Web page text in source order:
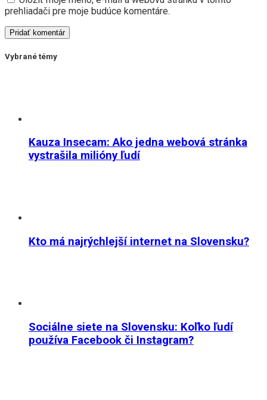
prehliadači pre moje budúce komentáre.
Vybrané témy
Kauza Insecam: Ako jedna webová stránka
vystrašila milióny ľudí
Kto má najrýchlejší internet na Slovensku?
Sociálne siete na Slovensku: Koľko ľudí
používa Facebook či Instagram?